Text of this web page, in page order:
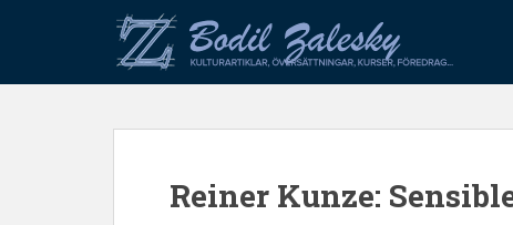
p
Reiner Kunze: